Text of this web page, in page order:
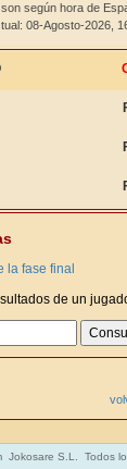
según hora de
08-Agosto-2026,
la fase final
de un
S.L. Todos